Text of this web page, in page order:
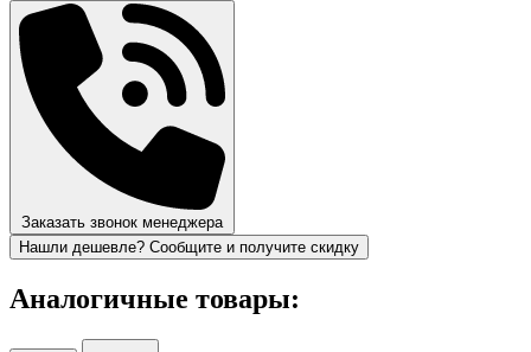
Заказать звонок менеджера
Нашли дешевле? Сообщите и получите скидку
Аналогичные товары: